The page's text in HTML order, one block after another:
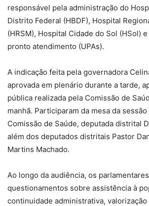
responsável pela administração do
Distrito Federal (HBDF), Hospital
(HRSM), Hospital Cidade do Sol (HSol)
pronto atendimento (UPAs).
A indicação feita pela governadora
aprovada em plenário durante a tarde,
pública realizada pela Comissão de
manhã. Participaram da mesa da
Comissão de Saúde, deputada distrital
além dos deputados distritais Pastor
Martins Machado.
Ao longo da audiência, os
questionamentos sobre assistência à
continuidade administrativa,